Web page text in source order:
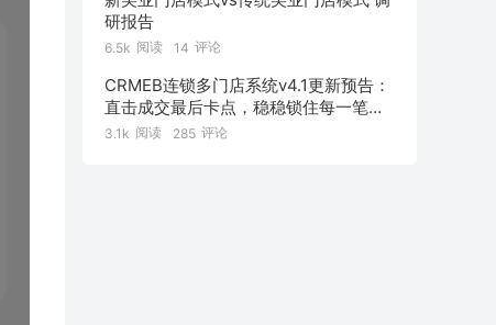
研报告
6.5k 阅读 14 评论
CRMEB连锁多门店系统v4.1更新预告：
直击成交最后卡点，稳稳锁住每一笔订
单！
3.1k 阅读 285 评论